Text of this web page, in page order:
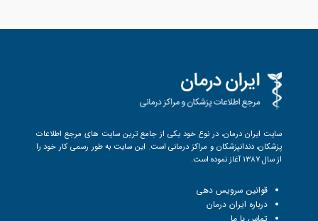
سایت ایران درمان، در نوع خود یکی از جامع ترین سایت های مرجع اطلاعات
پزشکان، دندانپزشکان و مراکز درمانی است. این سایت به طور رسمی کار خود را
از سال 1387 آغاز نموده است.
قوانین سرویس دهی
درباره ایران درمان